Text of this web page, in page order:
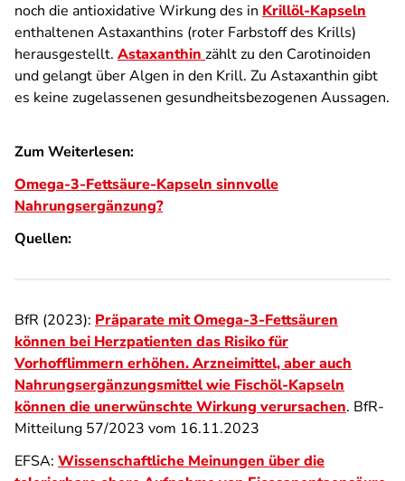
noch die antioxidative Wirkung des in Krillöl-Kapseln
enthaltenen Astaxanthins (roter Farbstoff des Krills)
herausgestellt. Astaxanthin zählt zu den Carotinoiden
und gelangt über Algen in den Krill. Zu Astaxanthin gibt
es keine zugelassenen gesundheitsbezogenen Aussagen.
Zum Weiterlesen:
Omega-3-Fettsäure-Kapseln sinnvolle
Nahrungsergänzung?
Quellen:
BfR (2023): Präparate mit Omega-3-Fettsäuren
können bei Herzpatienten das Risiko für
Vorhofflimmern erhöhen. Arzneimittel, aber auch
Nahrungsergänzungsmittel wie Fischöl-Kapseln
können die unerwünschte Wirkung verursachen. BfR-
Mitteilung 57/2023 vom 16.11.2023
EFSA: Wissenschaftliche Meinungen über die